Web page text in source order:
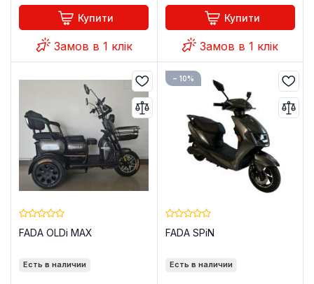
Купити
Замов в 1 клік
Купити
Замов в 1 клік
FADA OLDi MAX
Есть в наличии
− 10%
FADA SPiN
Есть в наличии